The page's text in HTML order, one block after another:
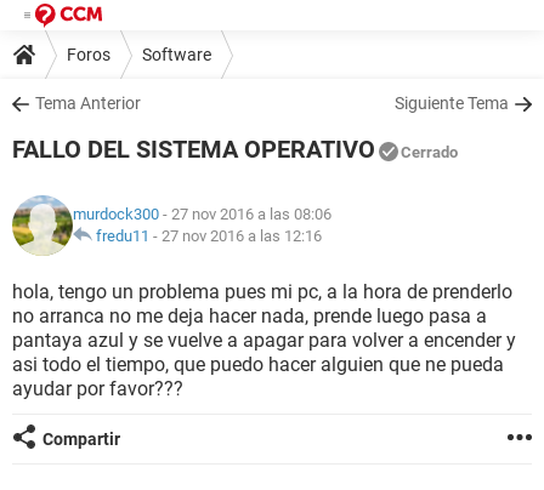
Foros Software
Tema Anterior Siguiente Tema
FALLO DEL SISTEMA OPERATIVO Cerrado
murdock300 - 27 nov 2016 a las 08:06
fredu11 - 27 nov 2016 a las 12:16
hola, tengo un problema pues mi pc, a la hora de prenderlo
no arranca no me deja hacer nada, prende luego pasa a
pantaya azul y se vuelve a apagar para volver a encender y
asi todo el tiempo, que puedo hacer alguien que ne pueda
ayudar por favor???
Compartir